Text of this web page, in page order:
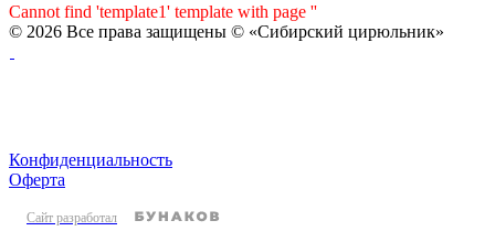
Cannot find 'template1' template with page ''
© 2026 Все права защищены © «Сибирский цирюльник»
Конфиденциальность
Оферта
Сайт разработал